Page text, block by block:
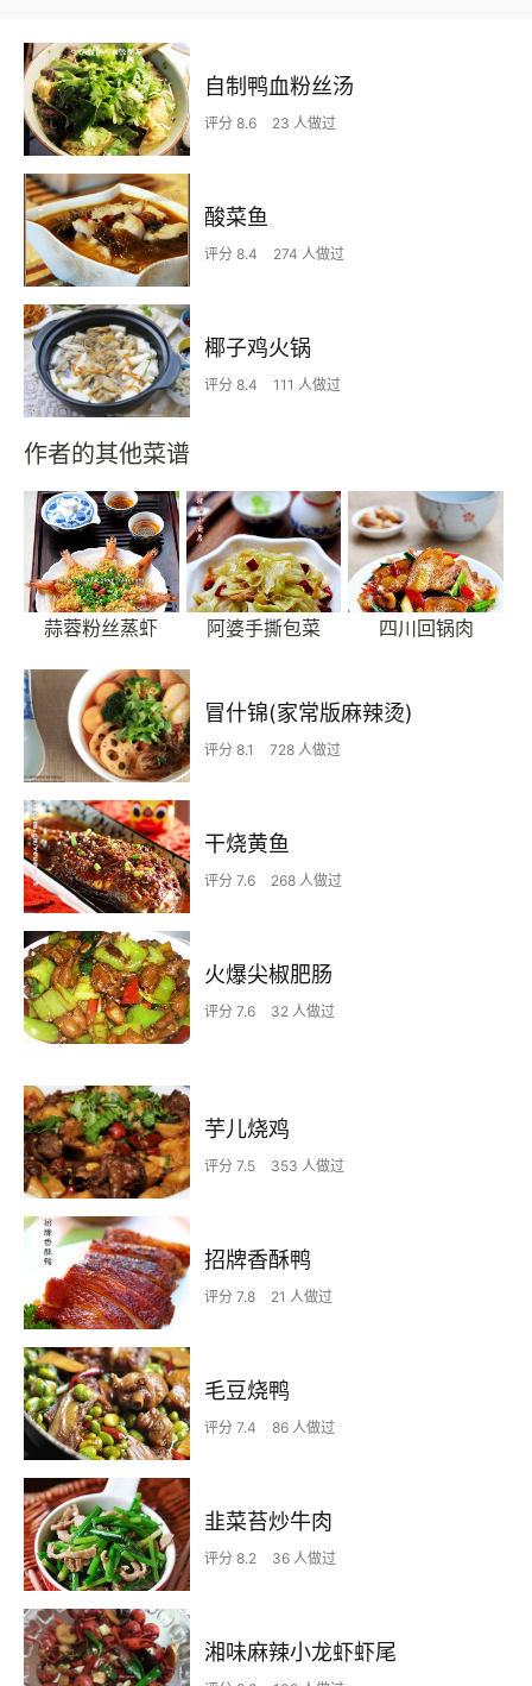
自制鸭血粉丝汤
评分 8.6 23 人做过
酸菜鱼
评分 8.4 274 人做过
椰子鸡火锅
评分 8.4 111 人做过
作者的其他菜谱
蒜蓉粉丝蒸虾 阿婆手撕包菜 四川回锅肉
冒什锦(家常版麻辣烫)
评分 8.1 728 人做过
干烧黄鱼
评分 7.6 268 人做过
火爆尖椒肥肠
评分 7.6 32 人做过
芋儿烧鸡
评分 7.5 353 人做过
招牌香酥鸭
评分 7.8 21 人做过
毛豆烧鸭
评分 7.4 86 人做过
韭菜苔炒牛肉
评分 8.2 36 人做过
湘味麻辣小龙虾虾尾